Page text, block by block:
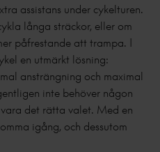
assistans under cykelturen.
långa sträckor, eller om
påfrestande att trampa. I
en utmärkt lösning:
ansträngning och maximal
inte behöver någon
det rätta valet. Med en
igång, och dessutom